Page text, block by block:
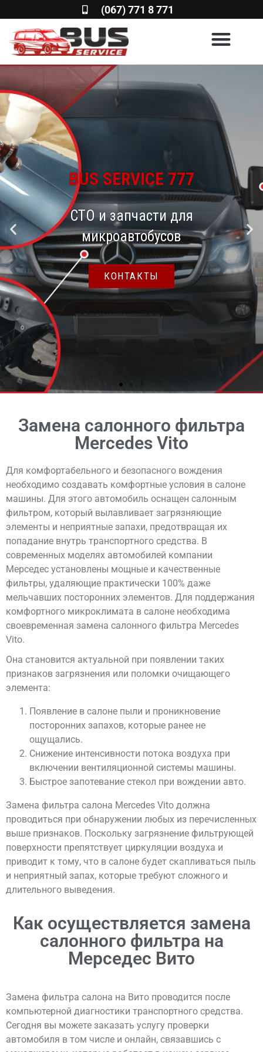
(067) 771 8 771
Замена салонного фильтра
Mercedes Vito
Для комфортабельного и безопасного вождения
необходимо создавать комфортные условия в салоне
машины. Для этого автомобиль оснащен салонным
фильтром, который вылавливает загрязняющие
элементы и неприятные запахи, предотвращая их
попадание внутрь транспортного средства. В
современных моделях автомобилей компании
Мерседес установлены мощные и качественные
фильтры, удаляющие практически 100% даже
мельчавших посторонних элементов. Для поддержания
комфортного микроклимата в салоне необходима
своевременная замена салонного фильтра Mercedes
Vito.
Она становится актуальной при появлении таких
признаков загрязнения или поломки очищающего
элемента:
Появление в салоне пыли и проникновение
посторонних запахов, которые ранее не
ощущались.
Снижение интенсивности потока воздуха при
включении вентиляционной системы машины.
Быстрое запотевание стекол при вождении авто.
Замена фильтра салона Mercedes Vito должна
проводиться при обнаружении любых из перечисленных
выше признаков. Поскольку загрязнение фильтрующей
поверхности препятствует циркуляции воздуха и
приводит к тому, что в салоне будет скапливаться пыль
и неприятный запах, которые требуют сложного и
длительного выведения.
Как осуществляется замена
салонного фильтра на
Мерседес Вито
Замена фильтра салона на Вито проводится после
компьютерной диагностики транспортного средства.
Сегодня вы можете заказать услугу проверки
автомобиля в том числе и онлайн, связавшись с